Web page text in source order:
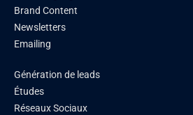
Brand Content
Newsletters
Emailing
Génération de leads
Études
Réseaux Sociaux